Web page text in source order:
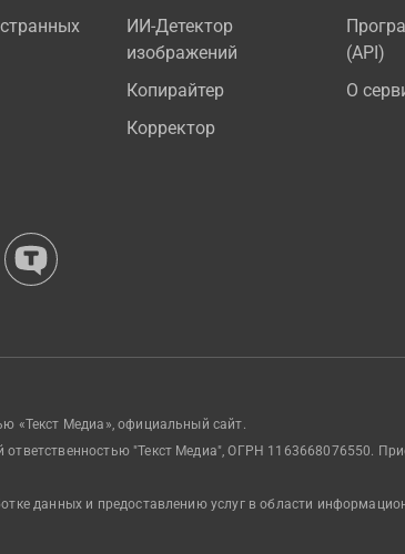
ИИ-Детектор
изображений
Копирайтер
Корректор
(API)
О
«Текст Медиа», официальный сайт.
"Текст Медиа", ОГРН 1163668076550.
данных и предоставлению услуг в области